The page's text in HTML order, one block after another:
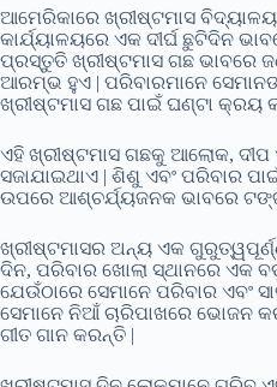
ଆମେରିକାରେ ଖ୍ରୀଷ୍ଟମାସ
କାର୍ଯ୍ୟାଳୟରେ ଏକ ଦୀର୍ଘ ଛୁଟିଦିନ
ପ୍ରସ୍ତୁତି ଖ୍ରୀଷ୍ଟମାସ ଗଛ ଭାବରେ
ଆରମ୍ଭ ହୁଏ | ପରିବାରମାନେ
ଖ୍ରୀଷ୍ଟମାସ ଗଛ ପାଇଁ ଘଣ୍ଟା କ୍ରୟ
ଏହି ଖ୍ରୀଷ୍ଟମାସ ଗଛକୁ ଆଲୋକ,
ସଜାଯାଇଥାଏ | ଶିଶୁ ଏବଂ ପରିବାର
ଉପରେ ଆଶ୍ଚର୍ଯ୍ୟଜନକ ଭାବରେ
ଖ୍ରୀଷ୍ଟମାସର ଅନ୍ୟ ଏକ
ଦିନ, ପରିବାର ଖୋଲା ସ୍ଥାନରେ
ଯେଉଁଠାରେ ସେମାନେ ପରିବାର ଏବଂ
ସେମାନେ ନିଆଁ ଚାରିପାଖରେ ଭୋଜନ
ଗୀତ ଗାନ କରନ୍ତି |